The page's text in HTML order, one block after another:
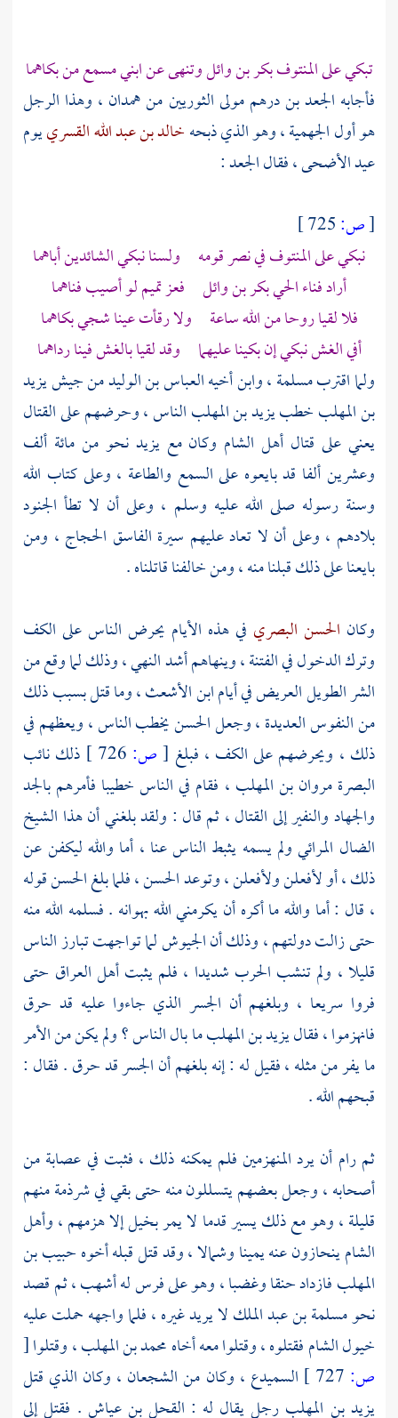
تبكي علىالمنتوفبكر بن وائلوتنهى عن ابنيمسمعمن بكاهما
فأجابه الجعد بن درهممولى الثوريين منهمدان ، وهذا الرجل
هو أول الجهمية ، وهو الذي ذبحهخالد بن عبد الله القسرييوم
عيد الأضحى ، فقال الجعد :
[ص:
نبكي علىالمنتوففي نصر قومه ولسنا نبكي الشائدين أباهما
أراد فناء الحيبكر بن وائل فعزتميملو أصيب فناهما
فلا لقيا روحا من الله ساعة ولا رقأت عينا شجي بكاهما
أفي الغش نبكي إن بكينا عليهما وقد لقيا بالغش فينا رداهما
ولما اقتربمسلمة، وابن أخيهالعباس بن الوليدمن جيشيزيد
بن المهلبخطبيزيد بن المهلبالناس ، وحرضهم على القتال
يعني على قتال أهل الشام وكان معيزيدنحو من مائة ألف
وعشرين ألفا قد بايعوه على السمع والطاعة ، وعلى كتاب الله
وسنة رسوله صلى الله عليه وسلم ، وعلى أن لا تطأ الجنود
بلادهم ، وعلى أن لا تعاد عليهم سيرة الفاسق الحجاج ، ومن
بايعنا على ذلك قبلنا منه ، ومن خالفنا قاتلناه .
وكان الحسن البصري في هذه الأيام يحرض الناس على الكف
وترك الدخول في الفتنة ، وينهاهم أشد النهي ، وذلك لما وقع من
الشر الطويل العريض في أيامابن الأشعث، وما قتل بسبب ذلك
من النفوس العديدة ، وجعل الحسن يخطب الناس ، ويعظهم في
ذلك ، ويحرضهم على الكف ، فبلغ [ص:
ذلك نائب
البصرةمروان بن المهلب ، فقام في الناس خطيبا فأمرهم بالجد
والجهاد والنفير إلى القتال ، ثم قال : ولقد بلغني أن هذا الشيخ
الضال المرائي ولم يسمه يثبط الناس عنا ، أما والله ليكفن عن
ذلك ، أو لأفعلن ولأفعلن ، وتوعدالحسن، فلما بلغالحسنقوله
، قال : أما والله ما أكره أن يكرمني الله بهوانه . فسلمه الله منه
حتى زالت دولتهم ، وذلك أن الجيوش لما تواجهت تبارز الناس
قليلا ، ولم تنشب الحرب شديدا ، فلم يثبتأهلالعراق حتى
فروا سريعا ، وبلغهم أن الجسر الذي جاءوا عليه قد حرق
فانهزموا ، فقاليزيد بن المهلبما بال الناس ؟ ولم يكن من الأمر
ما يفر من مثله ، فقيل له : إنه بلغهم أن الجسر قد حرق . فقال :
قبحهم الله .
ثم رام أن يرد المنهزمين فلم يمكنه ذلك ، فثبت في عصابة من
أصحابه ، وجعل بعضهم يتسللون منه حتى بقي في شرذمة منهم
قليلة ، وهو مع ذلك يسير قدما لا يمر بخيل إلا هزمهم ،وأهل
الشامينحازون عنه يمينا وشمالا ، وقد قتل قبله أخوهحبيب بن
المهلبفازداد حنقا وغضبا ، وهو على فرس له أشهب ، ثم قصد
نحومسلمة بن عبد الملكلا يريد غيره ، فلما واجهه حملت عليه
خيولالشامفقتلوه ، وقتلوا معه أخاهمحمد بن المهلب، وقتلوا[
ص:
السميدع ، وكان من الشجعان ، وكان الذي قتل
يزيد بن المهلب رجل يقال له : القحل بن عياش . فقتل إلى